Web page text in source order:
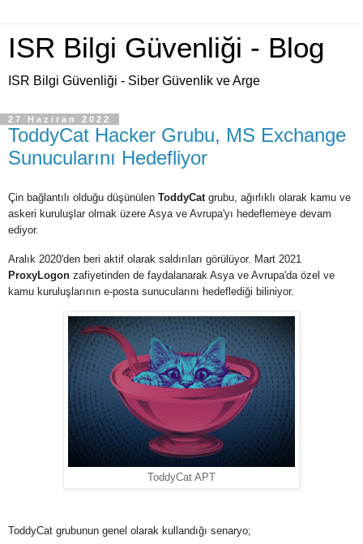
ISR Bilgi Güvenliği - Blog
ISR Bilgi Güvenliği - Siber Güvenlik ve Arge
27 Haziran 2022
ToddyCat Hacker Grubu, MS Exchange
Sunucularını Hedefliyor
Çin bağlantılı olduğu düşünülen ToddyCat grubu, ağırlıklı olarak kamu ve
askeri kuruluşlar olmak üzere Asya ve Avrupa'yı hedeflemeye devam
ediyor.
Aralık 2020'den beri aktif olarak saldırıları görülüyor. Mart 2021
ProxyLogon zafiyetinden de faydalanarak Asya ve Avrupa'da özel ve
kamu kuruluşlarının e-posta sunucularını hedeflediği biliniyor.
ToddyCat APT
ToddyCat grubunun genel olarak kullandığı senaryo;